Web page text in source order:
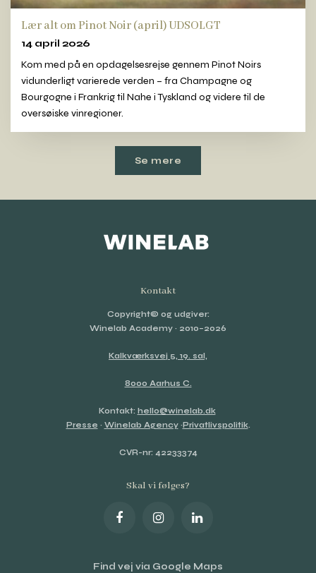
Lær alt om Pinot Noir (april) UDSOLGT
14 april 2026
Kom med på en opdagelsesrejse gennem Pinot Noirs
vidunderligt varierede verden – fra Champagne og
Bourgogne i Frankrig til Nahe i Tyskland og videre til de
oversøiske vinregioner.
Se mere
Kontakt
Copyright© og udgiver:
Winelab Academy · 2010–2026
Kalkværksvej 5, 19. sal,
8000 Aarhus C.
Kontakt: hello@winelab.dk
Presse · Winelab Agency·Privatlivspolitik.
CVR-nr: 42233374
Skal vi følges?
Find vej via Google Maps